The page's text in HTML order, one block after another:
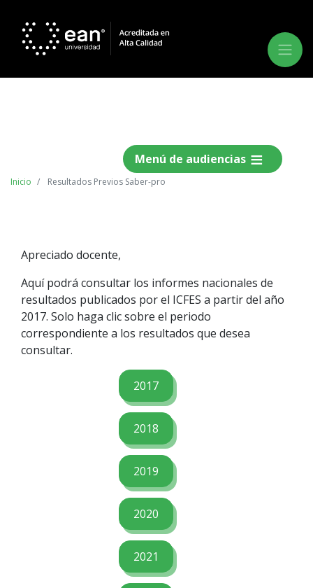
Menú de audiencias
Inicio Resultados Previos Saber-pro
Apreciado docente,
Aquí podrá consultar los informes nacionales de
resultados publicados por el ICFES a partir del año
2017. Solo haga clic sobre el periodo
correspondiente a los resultados que desea
consultar.
2017
2018
2019
2020
2021